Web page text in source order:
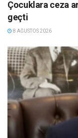
Çocuklara ceza
geçti
8 AĞUSTOS 2026